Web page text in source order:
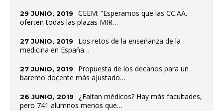
29 JUNIO, 2019
CEEM: “Esperamos que las CC.AA.
oferten todas las plazas MIR…
27 JUNIO, 2019
Los retos de la enseñanza de la
medicina en España…
27 JUNIO, 2019
Propuesta de los decanos para un
baremo docente más ajustado…
26 JUNIO, 2019
¿Faltan médicos? Hay más facultades,
pero 741 alumnos menos que…